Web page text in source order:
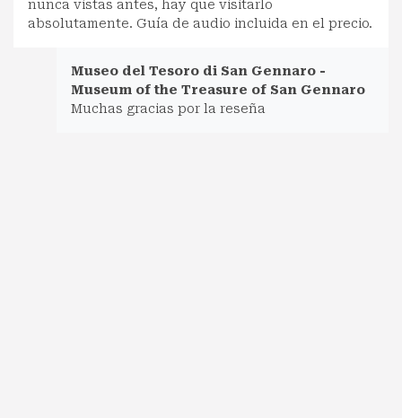
nunca vistas antes, hay que visitarlo
absolutamente. Guía de audio incluida en el precio.
Museo del Tesoro di San Gennaro -
Museum of the Treasure of San Gennaro
Muchas gracias por la reseña